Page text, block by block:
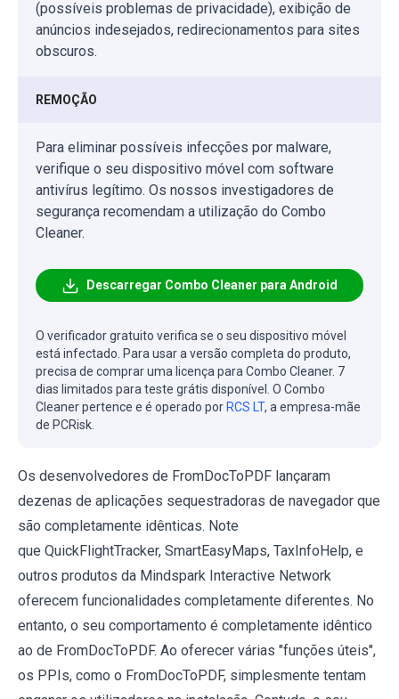
(possíveis problemas de privacidade), exibição de
anúncios indesejados, redirecionamentos para sites
obscuros.
REMOÇÃO
Para eliminar possíveis infecções por malware,
verifique o seu dispositivo móvel com software
antivírus legítimo. Os nossos investigadores de
segurança recomendam a utilização do Combo
Cleaner.
Descarregar Combo Cleaner para Android
O verificador gratuito verifica se o seu dispositivo móvel
está infectado. Para usar a versão completa do produto,
precisa de comprar uma licença para Combo Cleaner. 7
dias limitados para teste grátis disponível. O Combo
Cleaner pertence e é operado por RCS LT, a empresa-mãe
de PCRisk.
Os desenvolvedores de FromDocToPDF lançaram
dezenas de aplicações sequestradoras de navegador que
são completamente idênticas. Note
que QuickFlightTracker, SmartEasyMaps, TaxInfoHelp, e
outros produtos da Mindspark Interactive Network
oferecem funcionalidades completamente diferentes. No
entanto, o seu comportamento é completamente idêntico
ao de FromDocToPDF. Ao oferecer várias "funções úteis",
os PPIs, como o FromDocToPDF, simplesmente tentam